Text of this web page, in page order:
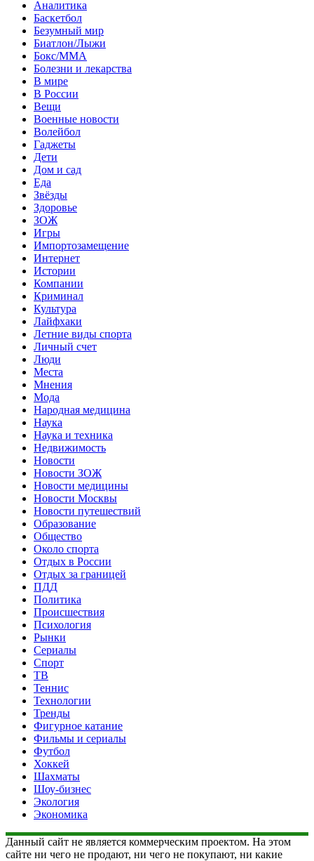
Аналитика
Баскетбол
Безумный мир
Биатлон/Лыжи
Бокс/MMA
Болезни и лекарства
В мире
В России
Вещи
Военные новости
Волейбол
Гаджеты
Дети
Дом и сад
Еда
Звёзды
Здоровье
ЗОЖ
Игры
Импортозамещение
Интернет
Истории
Компании
Криминал
Культура
Лайфхаки
Летние виды спорта
Личный счет
Люди
Места
Мнения
Мода
Народная медицина
Наука
Наука и техника
Недвижимость
Новости
Новости ЗОЖ
Новости медицины
Новости Москвы
Новости путешествий
Образование
Общество
Около спорта
Отдых в России
Отдых за границей
ПДД
Политика
Происшествия
Психология
Рынки
Сериалы
Спорт
ТВ
Теннис
Технологии
Тренды
Фигурное катание
Фильмы и сериалы
Футбол
Хоккей
Шахматы
Шоу-бизнес
Экология
Экономика
Данный сайт не является коммерческим проектом. На этом
сайте ни чего не продают, ни чего не покупают, ни какие